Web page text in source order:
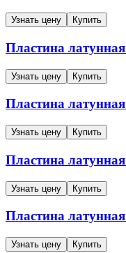
Узнать цену Купить
Пластина латунная
Узнать цену Купить
Пластина латунная
Узнать цену Купить
Пластина латунная
Узнать цену Купить
Пластина латунная
Узнать цену Купить